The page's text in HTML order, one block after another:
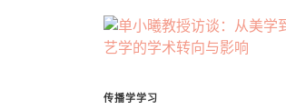
传播学学习